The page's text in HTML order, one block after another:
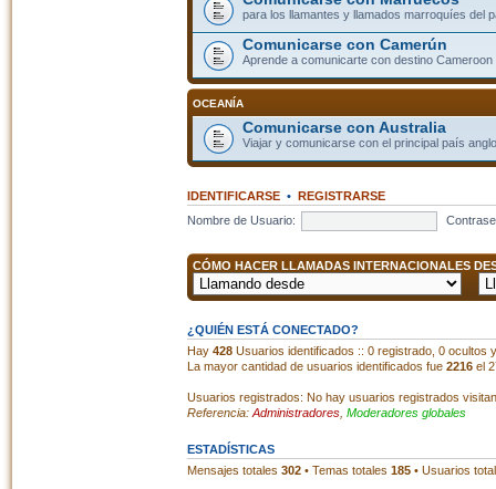
para los llamantes y llamados marroquíes del
Comunicarse con Camerún
Aprende a comunicarte con destino Cameroon
OCEANÍA
Comunicarse con Australia
Viajar y comunicarse con el principal país
IDENTIFICARSE• REGISTRARSE
Nombre de Usuario:
CÓMO HACER LLAMADAS INTERNACIONALES
¿QUIÉN ESTÁ CONECTADO?
Hay 428Usuarios identificados :: 0 registrado, 0 ocultos
La mayor cantidad de usuarios identificados fue 2216el
Usuarios registrados: No hay usuarios registrados
Referencia: Administradores, Moderadores globales
ESTADÍSTICAS
Mensajes totales 302• Temas totales 185• Usuarios